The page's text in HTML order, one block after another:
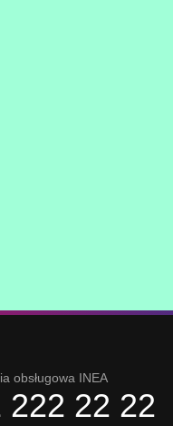
obsługowa INEA
222 22 22